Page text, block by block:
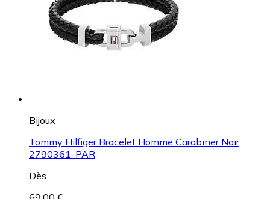
Bijoux
Tommy Hilfiger Bracelet Homme Carabiner Noir
2790361-PAR
Dès